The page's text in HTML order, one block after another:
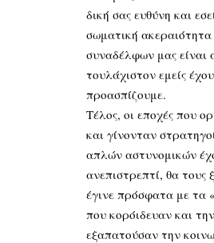
δική σας ευθύνη και
σωματική
συναδέλφων μας είναι
τουλάχιστον εμείς
προασπίζουμε.
Τέλος, οι εποχές που
και γίνονταν
απλών αστυνομικών
ανεπιστρεπτί, θα
έγινε πρόσφατα με τα
που κορόιδευαν και
εξαπατούσαν την